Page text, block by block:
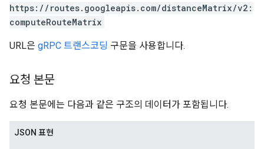
https://routes.googleapis.com/distanceMatrix/v2:
computeRouteMatrix
URL은 gRPC 트랜스코딩 구문을 사용합니다.
요청 본문
요청 본문에는 다음과 같은 구조의 데이터가 포함됩니다.
JSON 표현